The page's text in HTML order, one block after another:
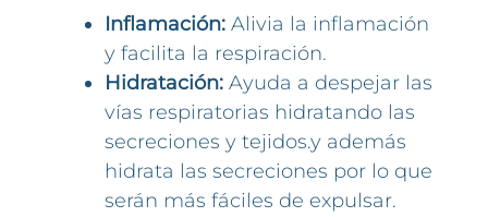
Inflamación: Alivia la inflamación
y facilita la respiración.
Hidratación: Ayuda a despejar las
vías respiratorias hidratando las
secreciones y tejidos.y además
hidrata las secreciones por lo que
serán más fáciles de expulsar.